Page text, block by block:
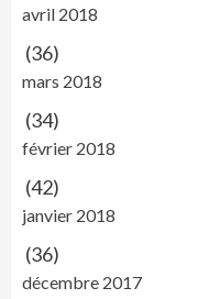
avril 2018
(36)
mars 2018
(34)
février 2018
(42)
janvier 2018
(36)
décembre 2017